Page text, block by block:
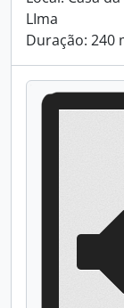
LIma
Duração: 240